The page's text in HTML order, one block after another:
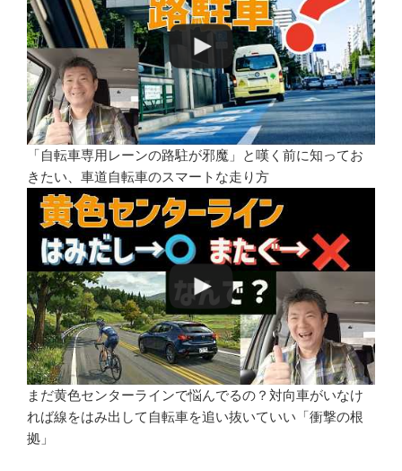
「自転車専用レーンの路駐が邪魔」と嘆く前に知ってお
きたい、車道自転車のスマートな走り方
まだ黄色センターラインで悩んでるの？対向車がいなけ
れば線をはみ出して自転車を追い抜いていい「衝撃の根
拠」